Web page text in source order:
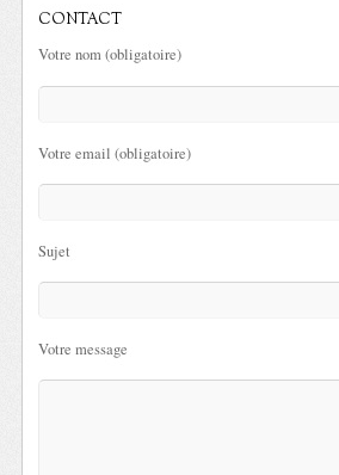
CONTACT
Votre nom (obligatoire)
Votre email (obligatoire)
Sujet
Votre message